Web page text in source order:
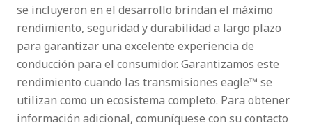
se incluyeron en el desarrollo brindan el máximo
rendimiento, seguridad y durabilidad a largo plazo
para garantizar una excelente experiencia de
conducción para el consumidor. Garantizamos este
rendimiento cuando las transmisiones eagle™ se
utilizan como un ecosistema completo. Para obtener
información adicional, comuníquese con su contacto